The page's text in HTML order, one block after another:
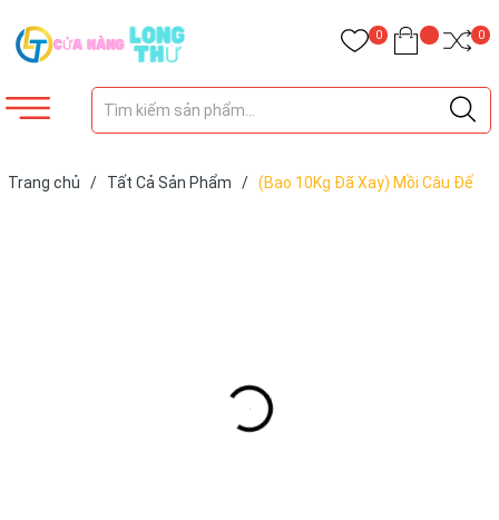
0 0
Trang chủ / Tất Cả Sản Phẩm / (Bao 10Kg Đã Xay) Mồi Câu Đế